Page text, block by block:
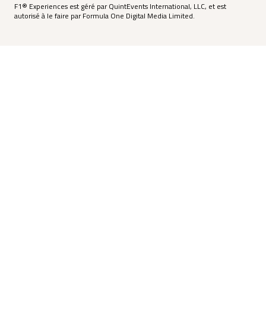
F1® Experiences est géré par QuintEvents International, LLC, et est
autorisé à le faire par Formula One Digital Media Limited.